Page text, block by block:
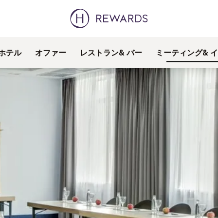
テル オファー レストラン& バー ミーティング&